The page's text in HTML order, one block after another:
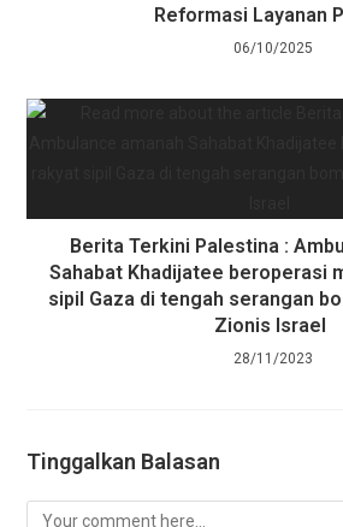
Reformasi Layanan
06/10/2025
Berita Terkini Palestina :
Sahabat Khadijatee beroperasi
sipil Gaza di tengah serangan
Zionis Israel
28/11/2023
Tinggalkan Balasan